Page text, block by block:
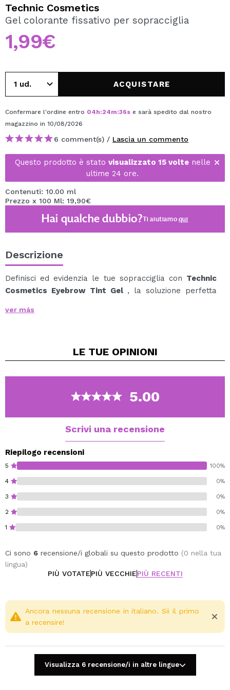
Creando un account su Maquibeauty.it potrai fare i tuoi
acquisti velocemente, controllare lo stato dei tuoi ordini e
consultare le tue operazioni precedenti.
CREARE UN ACCOUNT
Technic Cosmetics
Gel colorante fissativo per sopracciglia
1,99€
ACQUISTARE
Confermare l'ordine entro 04h:24m:35s e sarà spedito dal nostro
magazzino in 10/08/2026
6 comment(s) / Lascia un commento
Questo prodotto è stato visualizzato 15 voltenelle
ultime 24 ore.
Contenuti: 10.00 ml
Prezzo x 100 Ml: 19,90€
Hai qualche dubbio?Ti aiutiamoqui
Descrizione
Definisci ed evidenzia le tue sopracciglia con Technic
Cosmetics Eyebrow Tint Gel, la soluzione perfetta
naturale e di lunga durata.
La formula in gel tinta aderisce delicatamente a ciascun
lucido e definito.
Modella le tue sopracciglia in modo semplice e preciso,
mettendo in risalto l'espressione del tuo viso e
quotidiana di trucco.
Vegan.
Cruelty free.
ver más
LE TUE OPINIONI
5.00
Scrivi una recensione
Riepilogo recensioni
5 100%
4 0%
3 0%
2 0%
1 0%
Ci sono 6 recensione/i globali su questo prodotto (0 nella tua
lingua)
PIÙ VOTATEPIÙ VECCHIEPIÙ RECENTI
Ancora nessuna recensione in italiano. Sii il primo
a recensire!
Visualizza 6 recensione/i in altre lingue